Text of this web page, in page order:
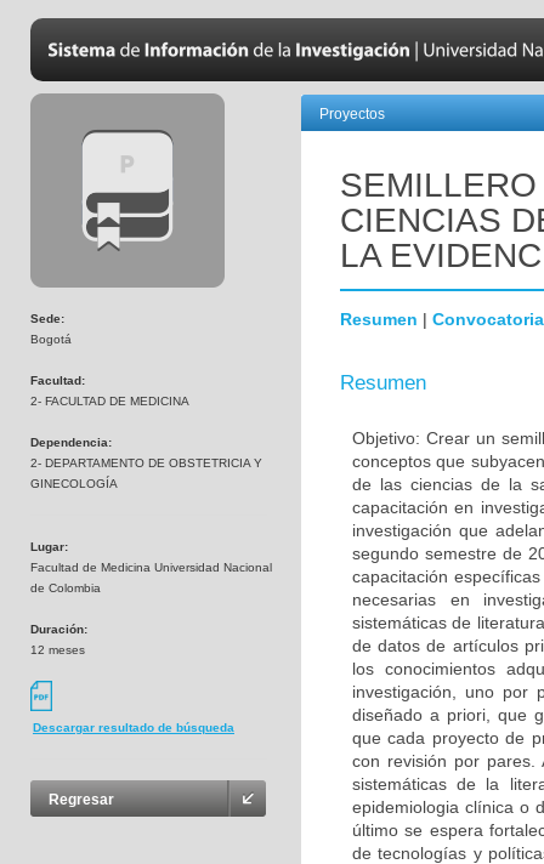
Sede:
Bogotá
Facultad:
2- FACULTAD DE MEDICINA
Dependencia:
2- DEPARTAMENTO DE OBSTETRICIA Y
GINECOLOGÍA
Lugar:
Facultad de Medicina Universidad Nacional
de Colombia
Duración:
12 meses
Descargar resultado de búsqueda
Regresar
Proyectos
CIENCIAS
LA
Resumen | Convocatoria
Resumen
Objetivo: Crear un
conceptos que
de las ciencias de la
capacitación en
investigación que
segundo semestre de
capacitación
necesarias en
sistemáticas de
de datos de artículos
los conocimientos
investigación, uno por
diseñado a priori, que
que cada proyecto de
con revisión por pares.
sistemáticas de la
epidemiologia clínica o
último se espera
de tecnologías y